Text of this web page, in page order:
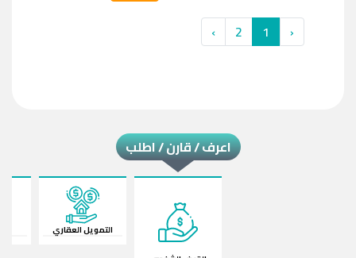
‹
1
2
›
اعرف / قارن / اطلب
التمويل العقاري